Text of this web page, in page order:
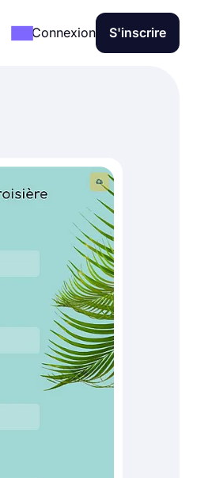
Connexion S'inscrire